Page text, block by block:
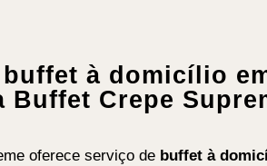
à domicílio
Buffet Crepe
oferece serviço de buffet à